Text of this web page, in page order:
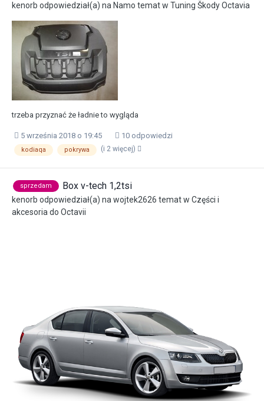
kenorb odpowiedział(a) na Namo temat w Tuning Škody Octavia
trzeba przyznać że ładnie to wygląda
5 września 2018 o 19:45 10 odpowiedzi
kodiaqa pokrywa (i 2 więcej)
sprzedam Box v-tech 1,2tsi
kenorb odpowiedział(a) nawojtek2626 temat w Części i
akcesoria do Octavii